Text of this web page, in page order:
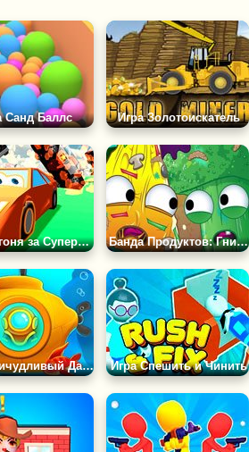
Санд Баллс Игра Золотоискатель
Игра Погоня за Суперкаром Банда Продуктов: Гнилая Эстафета
Игра Причудливый Дайвер Игра Спешить и Чинить